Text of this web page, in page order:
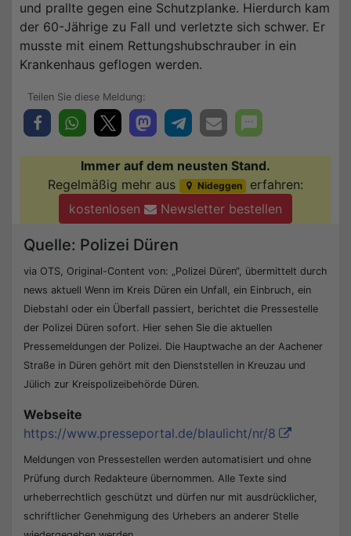
und prallte gegen eine Schutzplanke. Hierdurch kam
der 60-Jährige zu Fall und verletzte sich schwer. Er
musste mit einem Rettungshubschrauber in ein
Krankenhaus geflogen werden.
Immer auf dem neusten Stand.
Regelmäßig mehr aus
Nideggen
erfahren:
kostenlosen
Newsletter bestellen
Quelle: Polizei Düren
via OTS, Original-Content von: „Polizei Düren“, übermittelt durch
news aktuell Wenn im Kreis Düren ein Unfall, ein Einbruch, ein
Diebstahl oder ein Überfall passiert, berichtet die Pressestelle
der Polizei Düren sofort. Hier sehen Sie die aktuellen
Pressemeldungen der Polizei. Die Hauptwache an der Aachener
Straße in Düren gehört mit den Dienststellen in Kreuzau und
Jülich zur Kreispolizeibehörde Düren.
Webseite
https://www.presseportal.de/blaulicht/nr/8
Meldungen von Pressestellen werden automatisiert und ohne
Prüfung durch Redakteure übernommen. Alle Texte sind
urheberrechtlich geschützt und dürfen nur mit ausdrücklicher,
schriftlicher Genehmigung des Urhebers an anderer Stelle